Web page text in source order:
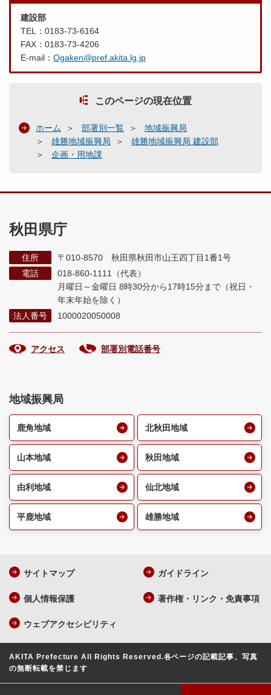
建設部
TEL：0183-73-6164
FAX：0183-73-4206
E-mail： Ogaken@pref.akita.lg.jp
このページの現在位置
ホーム 部署別一覧
地域振興局
雄勝地域振興局
雄勝地域振興局 建設部
企画・用地課
秋田県庁
住所
〒010-8570 秋田県秋田市山王四丁目1番1号
電話
018-860-1111（代表）
月曜日～金曜日 8時30分から17時15分まで （祝日・
年末年始を除く）
法人番号
1000020050008
アクセス 部署別電話番号
地域振興局
鹿角地域 北秋田地域
山本地域 秋田地域
由利地域 仙北地域
平鹿地域 雄勝地域
サイトマップ ガイドライン
個人情報保護 著作権・リンク・免責事項
ウェブアクセシビリティ
AKITA Prefecture All Rights Reserved.各ページの記載記事、写真
の無断転載を禁じます